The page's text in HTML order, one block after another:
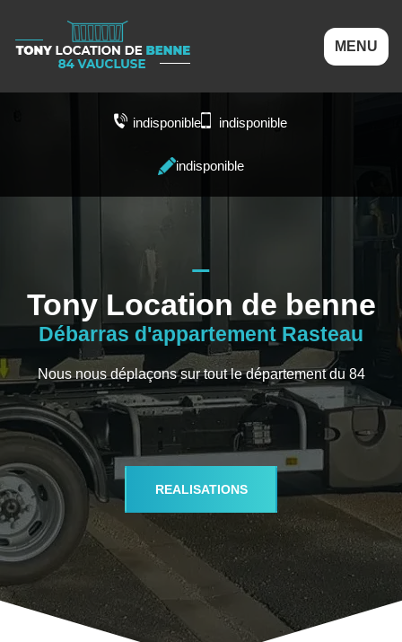
MENU
indisponible indisponible
indisponible
Tony Location de benne
Débarras d'appartement Rasteau
Nous nous déplaçons sur tout le département du 84
REALISATIONS